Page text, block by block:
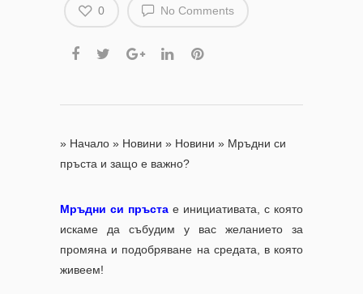
No Comments
0
» Начало » Новини » Новини » Мръдни си
пръста и защо е важно?
Мръдни си пръста е инициативата, с която
искаме да събудим у вас желанието за
промяна и подобряване на средата, в която
живеем!